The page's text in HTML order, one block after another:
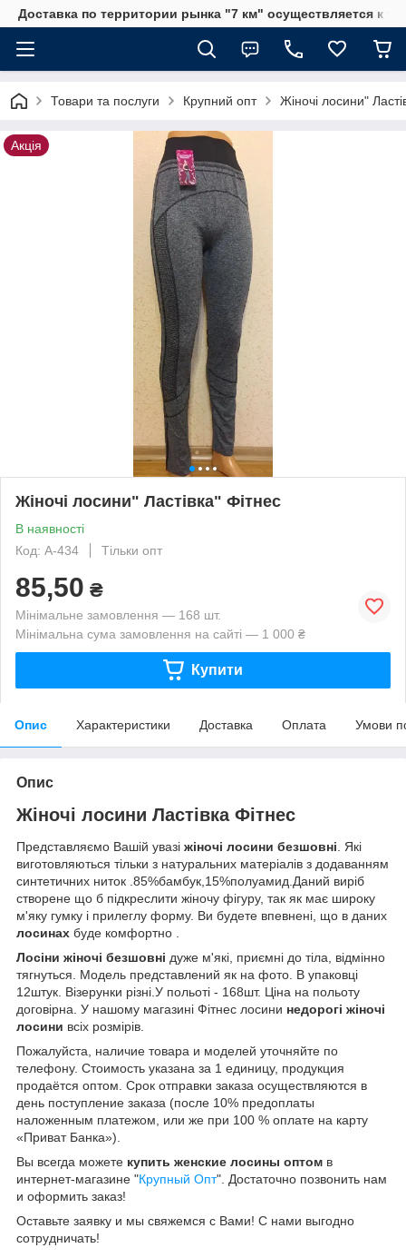
Доставка по территории рынка "7 км" осуществляется к
Товари та послуги Крупний опт Жіночі лосини"
Акція
Жіночі лосини" Ластівка" Фітнес
В наявності
Код: A-434
Тільки опт
85,50 ₴
Мінімальне замовлення — 168 шт.
Мінімальна сума замовлення на сайті — 1 000 ₴
Купити
Опис Характеристики Доставка Оплата Умови
Опис
Жіночі лосини Ластівка Фітнес
Представляємо Вашій увазі жіночі лосини безшовні. Які
виготовляються тільки з натуральних матеріалів з додаванням
синтетичних ниток .85%бамбук,15%полуамид.Даний виріб
створене що б підкреслити жіночу фігуру, так як має широку
м'яку гумку і прилеглу форму. Ви будете впевнені, що в даних
лосинах буде комфортно .
Лосіни жіночі безшовні дуже м'які, приємні до тіла, відмінно
тягнуться. Модель представлений як на фото. В упаковці
12штук. Візерунки різні.У польоті - 168шт. Ціна на польоту
договірна. У нашому магазині Фітнес лосини недорогі жіночі
лосини всіх розмірів.
Пожалуйста, наличие товара и моделей уточняйте по
телефону. Стоимость указана за 1 единицу, продукция
продаётся оптом. Срок отправки заказа осуществляются в
день поступление заказа (после 10% предоплаты
наложенным платежом, или же при 100 % оплате на карту
«Приват Банка»).
Вы всегда можете купить женские лосины оптом в
интернет-магазине "Крупный Опт". Достаточно позвонить нам
и оформить заказ!
Оставьте заявку и мы свяжемся с Вами! С нами выгодно
сотрудничать!